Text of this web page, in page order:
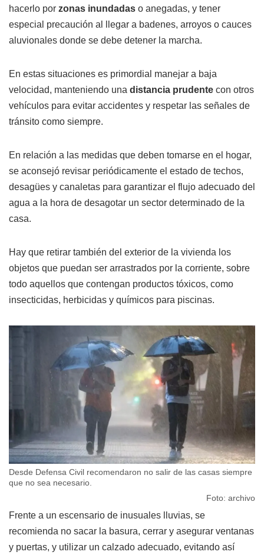
hacerlo por zonas inundadas o anegadas, y tener
especial precaución al llegar a badenes, arroyos o cauces
aluvionales donde se debe detener la marcha.
En estas situaciones es primordial manejar a baja
velocidad, manteniendo una distancia prudente con otros
vehículos para evitar accidentes y respetar las señales de
tránsito como siempre.
En relación a las medidas que deben tomarse en el hogar,
se aconsejó revisar periódicamente el estado de techos,
desagües y canaletas para garantizar el flujo adecuado del
agua a la hora de desagotar un sector determinado de la
casa.
Hay que retirar también del exterior de la vivienda los
objetos que puedan ser arrastrados por la corriente, sobre
todo aquellos que contengan productos tóxicos, como
insecticidas, herbicidas y químicos para piscinas.
Desde Defensa Civil recomendaron no salir de las casas siempre
que no sea necesario.
Foto: archivo
Frente a un escensario de inusuales lluvias, se
recomienda no sacar la basura, cerrar y asegurar ventanas
y puertas, y utilizar un calzado adecuado, evitando así